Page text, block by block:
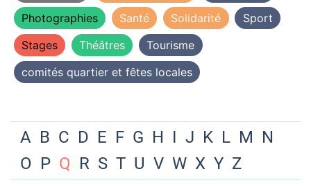
Photographies
Santé Solidarité
Sport
Stages
Théâtres
Tourisme
comités quartier et fêtes locales
A B C D E F G H I J K L M N
O P Q R S T U V W X Y Z